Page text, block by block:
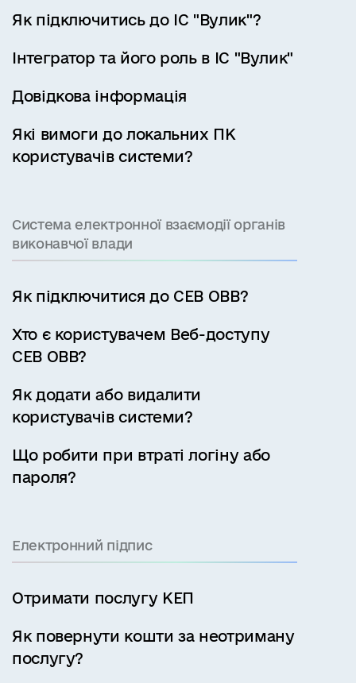
Як підключитись до ІС "Вулик"?
Інтегратор та його роль в ІС "Вулик"
Довідкова інформація
Які вимоги до локальних ПК
користувачів системи?
Система електронної взаємодії органів
виконавчої влади
Як підключитися до СЕВ ОВВ?
Хто є користувачем Веб-доступу
СЕВ ОВВ?
Як додати або видалити
користувачів системи?
Що робити при втраті логіну або
пароля?
Електронний підпис
Отримати послугу КЕП
Як повернути кошти за неотриману
послугу?